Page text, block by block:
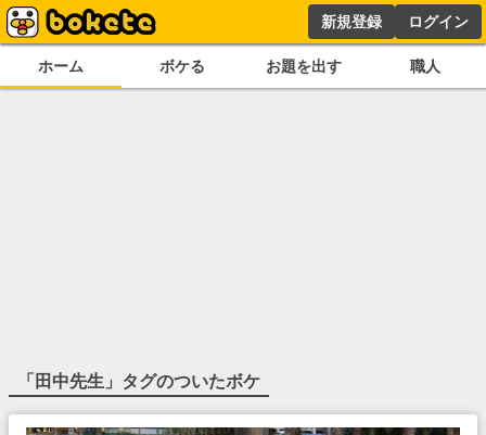
新規登録 ログイン
ホーム ボケる お題を出す 職人
「田中先生 」タグのついたボケ